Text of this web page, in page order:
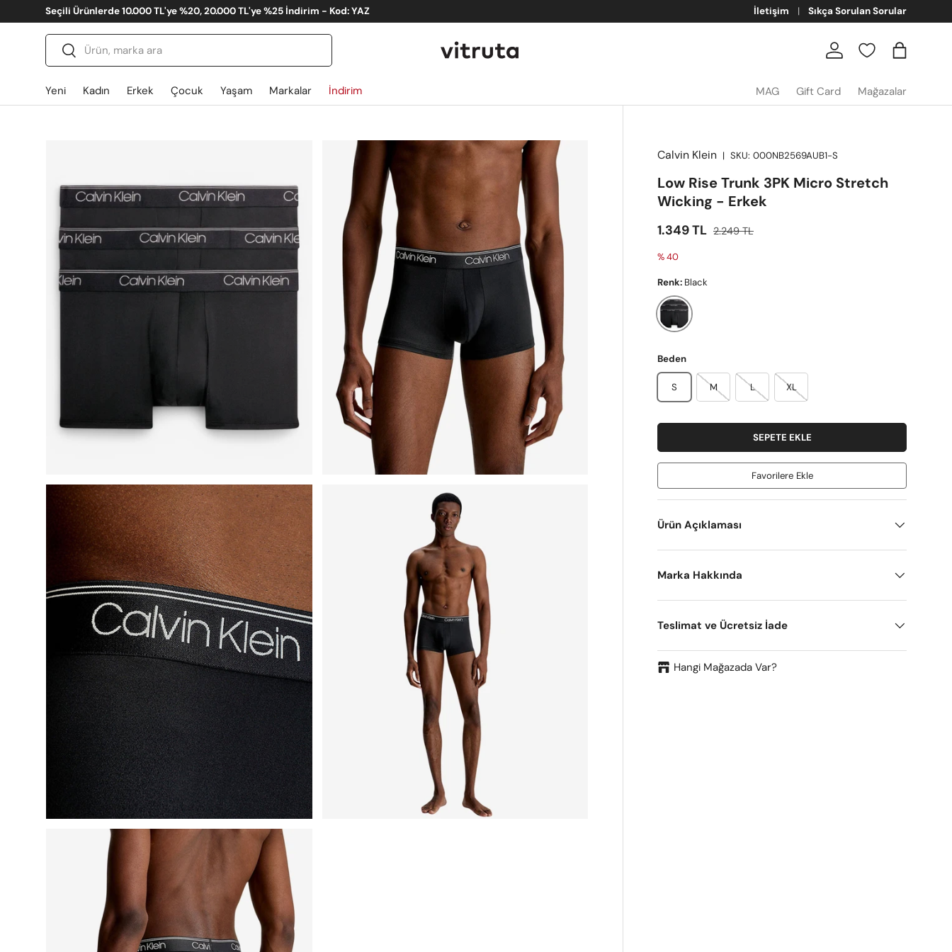
İçeriğe atla
Summer Sale %50 İndirim - Yeni Eklenen Ürünler İletişim Sıkça Sorulan Sorular
Ara
Gönder Giriş Sepet
Yeni Kadın Erkek Çocuk Yaşam Markalar İndirim MAG Gift Card Mağazalar
Calvin Klein | SKU: 000NB2569AUB1-S
Low Rise Trunk 3PK Micro Stretch
Wicking - Erkek
İndirimli fiyat
1.349 TL Satış fiyatı
2.249 TL
% 40
Renk: Black
Black
Beden
S M L XL
SEPETE EKLE
Favorilere Ekle
Ürün Açıklaması
Marka Hakkında
Teslimat ve Ücretsiz İade
Hangi Mağazada Var?